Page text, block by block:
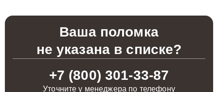
Ваша поломка
не указана в списке?
+7 (800) 301-33-87
Уточните у менеджера по телефону